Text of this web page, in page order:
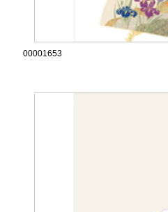
00001653